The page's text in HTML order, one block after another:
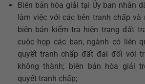
Biên bản hòa giải tại Ủy ban nhân
làm việc với các bên tranh chấp
biên bản kiểm tra hiện trạng đất
cuộc họp các ban, ngành có liên
quyết tranh chấp đất đai đối với
không thành; biên bản hòa giải
quyết tranh chấp;